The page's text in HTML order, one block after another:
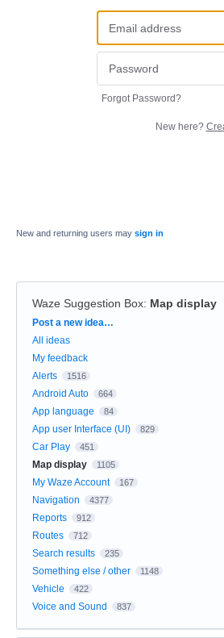
Forgot Password?
New here?
New and returning users may sign in
Waze Suggestion Box: Map display
Categories
Post a new idea…
All ideas
My feedback
Alerts
1516
Android Auto 664
App language 84
App user Interface (UI) 829
Car Play 451
Map display 1105
My Waze Account 167
Navigation 4377
Reports 912
Routes 712
Search results 235
Something else / other 1148
Vehicle 422
Voice and Sound 837